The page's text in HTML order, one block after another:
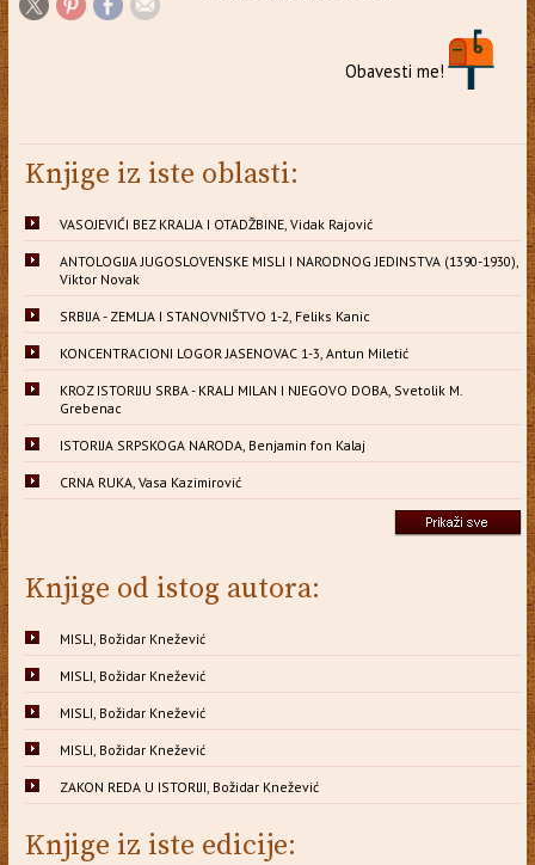
Obavesti me!
Knjige iz iste oblasti:
VASOJEVIĆI BEZ KRALJA I OTADŽBINE, Vidak Rajović
ANTOLOGIJA JUGOSLOVENSKE MISLI I NARODNOG JEDINSTVA (1390-1930),
Viktor Novak
SRBIJA - ZEMLJA I STANOVNIŠTVO 1-2, Feliks Kanic
KONCENTRACIONI LOGOR JASENOVAC 1-3, Antun Miletić
KROZ ISTORIJU SRBA - KRALJ MILAN I NJEGOVO DOBA, Svetolik M.
Grebenac
ISTORIJA SRPSKOGA NARODA, Benjamin fon Kalaj
CRNA RUKA, Vasa Kazimirović
Knjige od istog autora:
MISLI, Božidar Knežević
MISLI, Božidar Knežević
MISLI, Božidar Knežević
MISLI, Božidar Knežević
ZAKON REDA U ISTORIJI, Božidar Knežević
Knjige iz iste edicije: